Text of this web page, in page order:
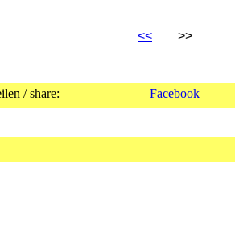
<< >>
/ share: Facebook